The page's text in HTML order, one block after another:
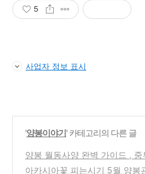
5
사업자 정보 표시
'양봉이야기' 카테고리의 다른 글
양봉 월동사양 완벽 가이드 , 중
작시기와 방법
(0)
아카시아꽃 피는시기 5월 양봉